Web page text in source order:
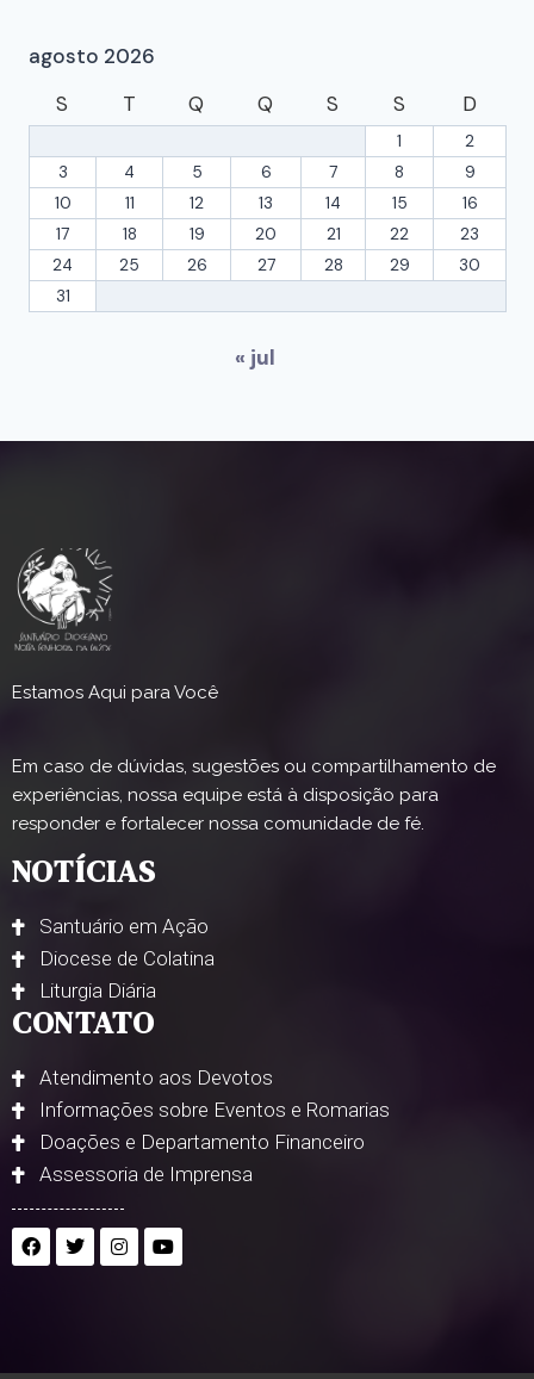
agosto 2026
S
T Q Q S S D
1
2
3
4 5 6 7 8
9
10
11 12 13 14 15
16
17
18 19 20 21 22
23
24
25 26 27 28 29
30
31
« jul
Estamos Aqui para Você
Em caso de dúvidas, sugestões ou compartilhamento de
experiências, nossa equipe está à disposição para
responder e fortalecer nossa comunidade de fé.
NOTÍCIAS
Santuário em Ação
Diocese de Colatina
Liturgia Diária
CONTATO
Atendimento aos Devotos
Informações sobre Eventos e Romarias
Doações e Departamento Financeiro
Assessoria de Imprensa